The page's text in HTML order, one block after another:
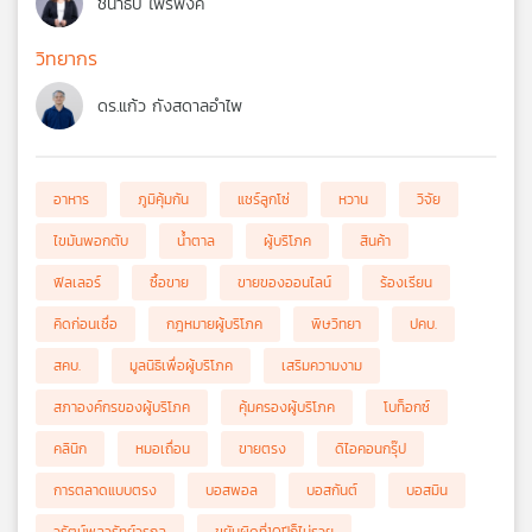
วิทยากร
ดร.แก้ว กังสดาลอำไพ
อาหาร ภูมิคุ้มกัน แชร์ลูกโซ่ หวาน
วิจัย
ไขมันพอกตับ
น้ำตาล ผู้บริโภค
สินค้า
ฟิลเลอร์
ซื้อขาย ขายของออนไลน์
ร้องเรียน
คิดก่อนเชื่อ
กฎหมายผู้บริโภค พิษวิทยา
ปคบ.
สคบ.
มูลนิธิเพื่อผู้บริโภค
เสริมความงาม
สภาองค์กรของผู้บริโภค
คุ้มครองผู้บริโภค
โบท็อกซ์
คลินิก
หมอเถื่อน ขายตรง
ดิไอคอนกรุ๊ป
การตลาดแบบตรง
บอสพอล บอสกันต์
บอสมิน